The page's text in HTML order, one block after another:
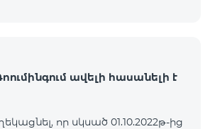
ավելի հասանելի է
որ սկսած 01.10.2022թ-ից